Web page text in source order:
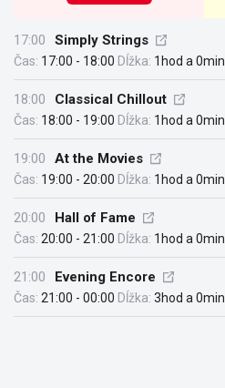
17:00 Simply Strings
Čas: 17:00 - 18:00 Dĺžka: 1hod a 0min
18:00 Classical Chillout
Čas: 18:00 - 19:00 Dĺžka: 1hod a 0min
19:00 At the Movies
Čas: 19:00 - 20:00 Dĺžka: 1hod a 0min
20:00 Hall of Fame
Čas: 20:00 - 21:00 Dĺžka: 1hod a 0min
21:00 Evening Encore
Čas: 21:00 - 00:00 Dĺžka: 3hod a 0min